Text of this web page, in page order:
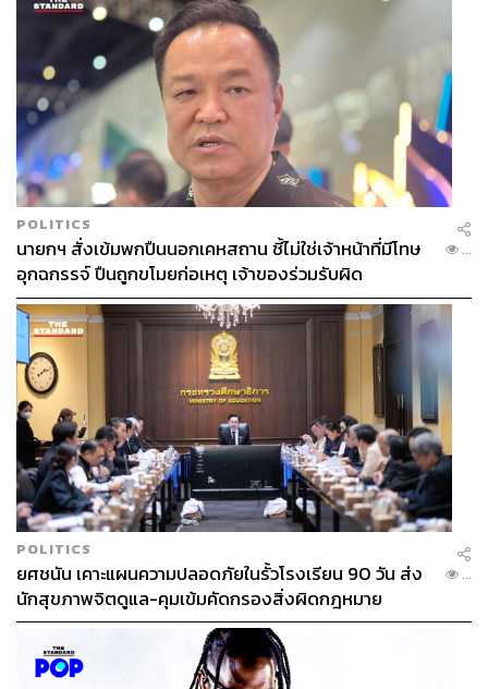
POLITICS
นายกฯ สั่งเข้มพกปืนนอกเคหสถาน ชี้ไม่ใช่เจ้าหน้าที่มีโทษ
อุกฉกรรจ์ ปืนถูกขโมยก่อเหตุ เจ้าของร่วมรับผิด
...
POLITICS
ยศชนัน เคาะแผนความปลอดภัยในรั้วโรงเรียน 90 วัน ส่ง
นักสุขภาพจิตดูแล-คุมเข้มคัดกรองสิ่งผิดกฎหมาย
...